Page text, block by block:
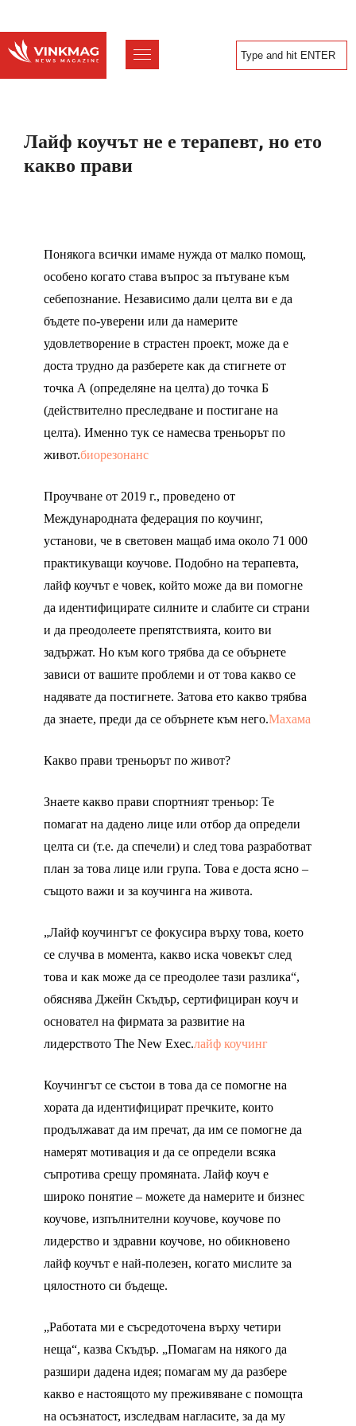
Лайф коучът не е терапевт, но ето
какво прави
Понякога всички имаме нужда от малко помощ,
особено когато става въпрос за пътуване към
себепознание. Независимо дали целта ви е да
бъдете по-уверени или да намерите
удовлетворение в страстен проект, може да е
доста трудно да разберете как да стигнете от
точка А (определяне на целта) до точка Б
(действително преследване и постигане на
целта). Именно тук се намесва треньорът по
живот.биорезонанс
Проучване от 2019 г., проведено от
Международната федерация по коучинг,
установи, че в световен мащаб има около 71 000
практикуващи коучове. Подобно на терапевта,
лайф коучът е човек, който може да ви помогне
да идентифицирате силните и слабите си страни
и да преодолеете препятствията, които ви
задържат. Но към кого трябва да се обърнете
зависи от вашите проблеми и от това какво се
надявате да постигнете. Затова ето какво трябва
да знаете, преди да се обърнете към него.Махама
Какво прави треньорът по живот?
Знаете какво прави спортният треньор: Те
помагат на дадено лице или отбор да определи
целта си (т.е. да спечели) и след това разработват
план за това лице или група. Това е доста ясно –
същото важи и за коучинга на живота.
„Лайф коучингът се фокусира върху това, което
се случва в момента, какво иска човекът след
това и как може да се преодолее тази разлика“,
обяснява Джейн Скъдър, сертифициран коуч и
основател на фирмата за развитие на
лидерството The New Exec.лайф коучинг
Коучингът се състои в това да се помогне на
хората да идентифицират пречките, които
продължават да им пречат, да им се помогне да
намерят мотивация и да се определи всяка
съпротива срещу промяната. Лайф коуч е
широко понятие – можете да намерите и бизнес
коучове, изпълнителни коучове, коучове по
лидерство и здравни коучове, но обикновено
лайф коучът е най-полезен, когато мислите за
цялостното си бъдеще.
„Работата ми е съсредоточена върху четири
неща“, казва Скъдър. „Помагам на някого да
разшири дадена идея; помагам му да разбере
какво е настоящото му преживяване с помощта
на осъзнатост, изследвам нагласите, за да му